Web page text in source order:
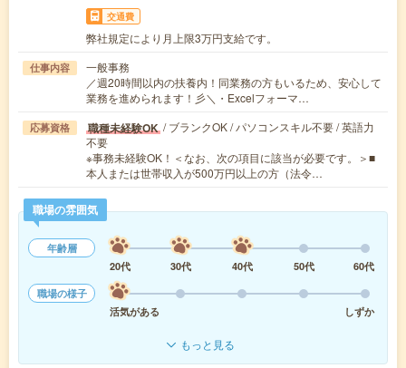
交通費
弊社規定により月上限3万円支給です。
仕事内容
一般事務
／週20時間以内の扶養内！同業務の方もいるため、安心して
業務を進められます！彡＼・Excelフォーマ…
応募資格 職種未経験OK / ブランクOK / パソコンスキル不要 / 英語力
不要
※事務未経験OK！＜なお、次の項目に該当が必要です。＞■
本人または世帯収入が500万円以上の方（法令…
職場の雰囲気
年齢層
20代
30代 40代 50代
60代
職場の様子
活気がある
しずか
もっと見る